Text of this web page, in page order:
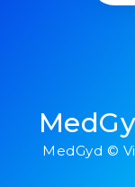
MedGyd ©